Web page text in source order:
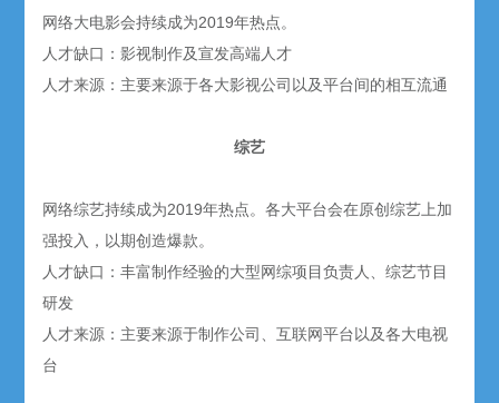
网络大电影会持续成为2019年热点。
人才缺口：影视制作及宣发高端人才
人才来源：主要来源于各大影视公司以及平台间的相互流通
综艺
网络综艺持续成为2019年热点。各大平台会在原创综艺上加
强投入，以期创造爆款。
人才缺口：丰富制作经验的大型网综项目负责人、综艺节目
研发
人才来源：主要来源于制作公司、互联网平台以及各大电视
台